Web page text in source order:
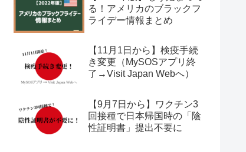
る！アメリカのブラックフ
ライデー情報まとめ
【11月1日から】検疫手続
き変更（MySOSアプリ終
了→Visit Japan Webへ）
【9月7日から】ワクチン3
回接種で日本帰国時の「陰
性証明書」提出不要に